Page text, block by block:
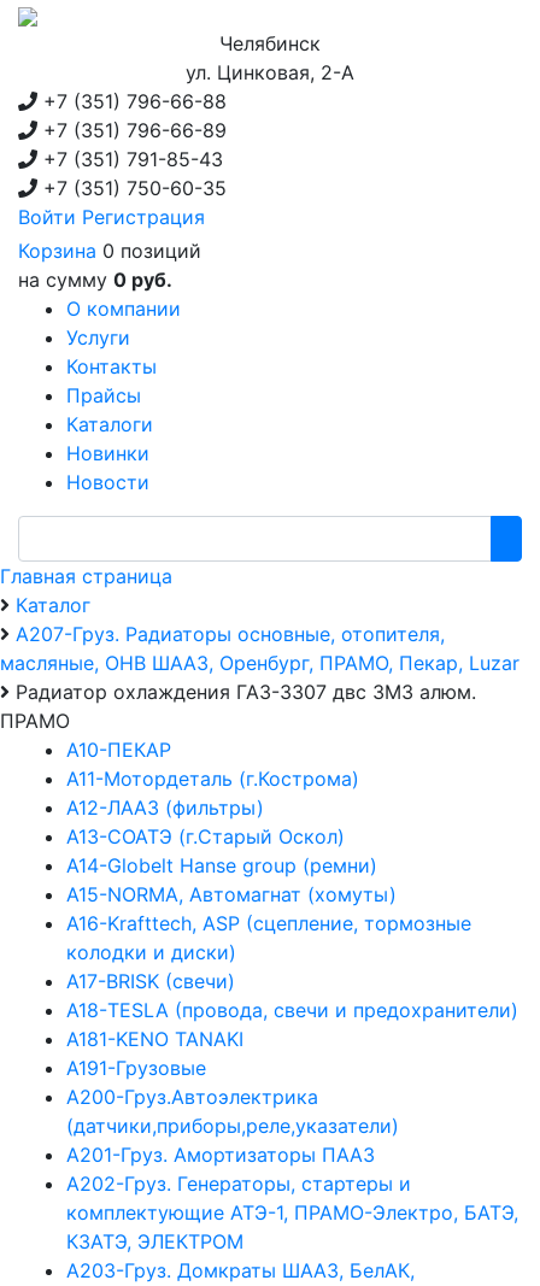
Челябинск
ул. Цинковая, 2-А
+7 (351) 796-66-88
+7 (351) 796-66-89
+7 (351) 791-85-43
+7 (351) 750-60-35
Войти Регистрация
Корзина 0 позиций
на сумму 0 руб.
О компании
Услуги
Контакты
Прайсы
Каталоги
Новинки
Новости
Главная страница
Каталог
А207-Груз. Радиаторы основные, отопителя,
масляные, ОНВ ШААЗ, Оренбург, ПРАМО, Пекар, Luzar
Радиатор охлаждения ГАЗ-3307 двс ЗМЗ алюм.
ПРАМО
А10-ПЕКАР
А11-Мотордеталь (г.Кострома)
А12-ЛААЗ (фильтры)
А13-СОАТЭ (г.Старый Оскол)
А14-Globelt Hanse group (ремни)
А15-NORMA, Автомагнат (хомуты)
А16-Krafttech, ASP (сцепление, тормозные
колодки и диски)
А17-BRISK (свечи)
А18-TESLA (провода, свечи и предохранители)
А181-KENO TANAKI
А191-Грузовые
А200-Груз.Автоэлектрика
(датчики,приборы,реле,указатели)
А201-Груз. Амортизаторы ПААЗ
А202-Груз. Генераторы, стартеры и
комплектующие АТЭ-1, ПРАМО-Электро, БАТЭ,
КЗАТЭ, ЭЛЕКТРОМ
А203-Груз. Домкраты ШААЗ, БелАК,